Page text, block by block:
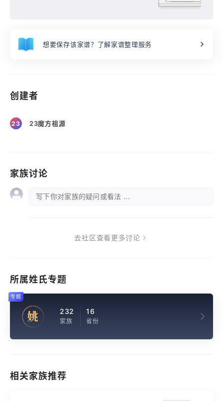
想要保存该家谱？了解家谱整理服务
创建者
23 23魔方祖源
家族讨论
写下你对家族的疑问或看法 ...
去社区查看更多讨论
所属姓氏专题
姚 232
家族
16
省份
专题
相关家族推荐